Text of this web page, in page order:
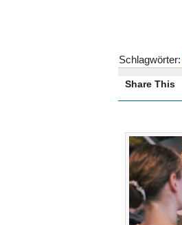
Schlagwörter:
Share This